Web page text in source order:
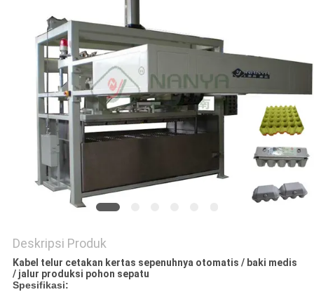
POLICY
Deskripsi Produk
Kabel telur cetakan kertas sepenuhnya otomatis / baki medis
/ jalur produksi pohon sepatu
Spesifikasi: